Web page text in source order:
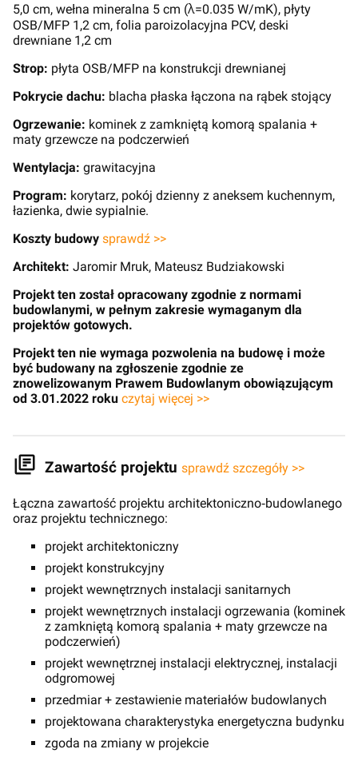
5,0 cm, wełna mineralna 5 cm (λ=0.035 W/mK), płyty
OSB/MFP 1,2 cm, folia paroizolacyjna PCV, deski
drewniane 1,2 cm
Strop: płyta OSB/MFP na konstrukcji drewnianej
Pokrycie dachu: blacha płaska łączona na rąbek stojący
Ogrzewanie: kominek z zamkniętą komorą spalania +
maty grzewcze na podczerwień
Wentylacja: grawitacyjna
Program: korytarz, pokój dzienny z aneksem kuchennym,
łazienka, dwie sypialnie.
Koszty budowy sprawdź >>
Architekt: Jaromir Mruk, Mateusz Budziakowski
Projekt ten został opracowany zgodnie z normami
budowlanymi, w pełnym zakresie wymaganym dla
projektów gotowych.
Projekt ten nie wymaga pozwolenia na budowę i może
być budowany na zgłoszenie zgodnie ze
znowelizowanym Prawem Budowlanym obowiązującym
od 3.01.2022 roku czytaj więcej >>
Zawartość projektu sprawdź szczegóły >>
Łączna zawartość projektu architektoniczno‑budowlanego
oraz projektu technicznego:
projekt architektoniczny
projekt konstrukcyjny
projekt wewnętrznych instalacji sanitarnych
projekt wewnętrznych instalacji ogrzewania (kominek
z zamkniętą komorą spalania + maty grzewcze na
podczerwień)
projekt wewnętrznej instalacji elektrycznej, instalacji
odgromowej
przedmiar + zestawienie materiałów budowlanych
projektowana charakterystyka energetyczna budynku
zgoda na zmiany w projekcie